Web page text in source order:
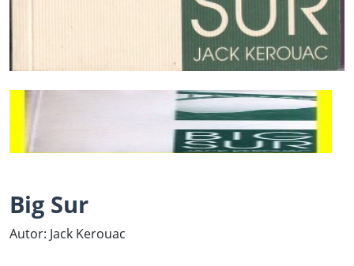
Big Sur
Autor: Jack Kerouac